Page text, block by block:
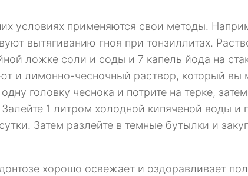
условиях применяются свои методы.
вытягиванию гноя при тонзиллитах.
ложке соли и соды и 7 капель йода на
и лимонно-чесночный раствор, который вы
головку чеснока и потрите на терке,
1 литром холодной кипяченой воды и
Затем разлейте в темные бутылки и
хорошо освежает и оздоравливает